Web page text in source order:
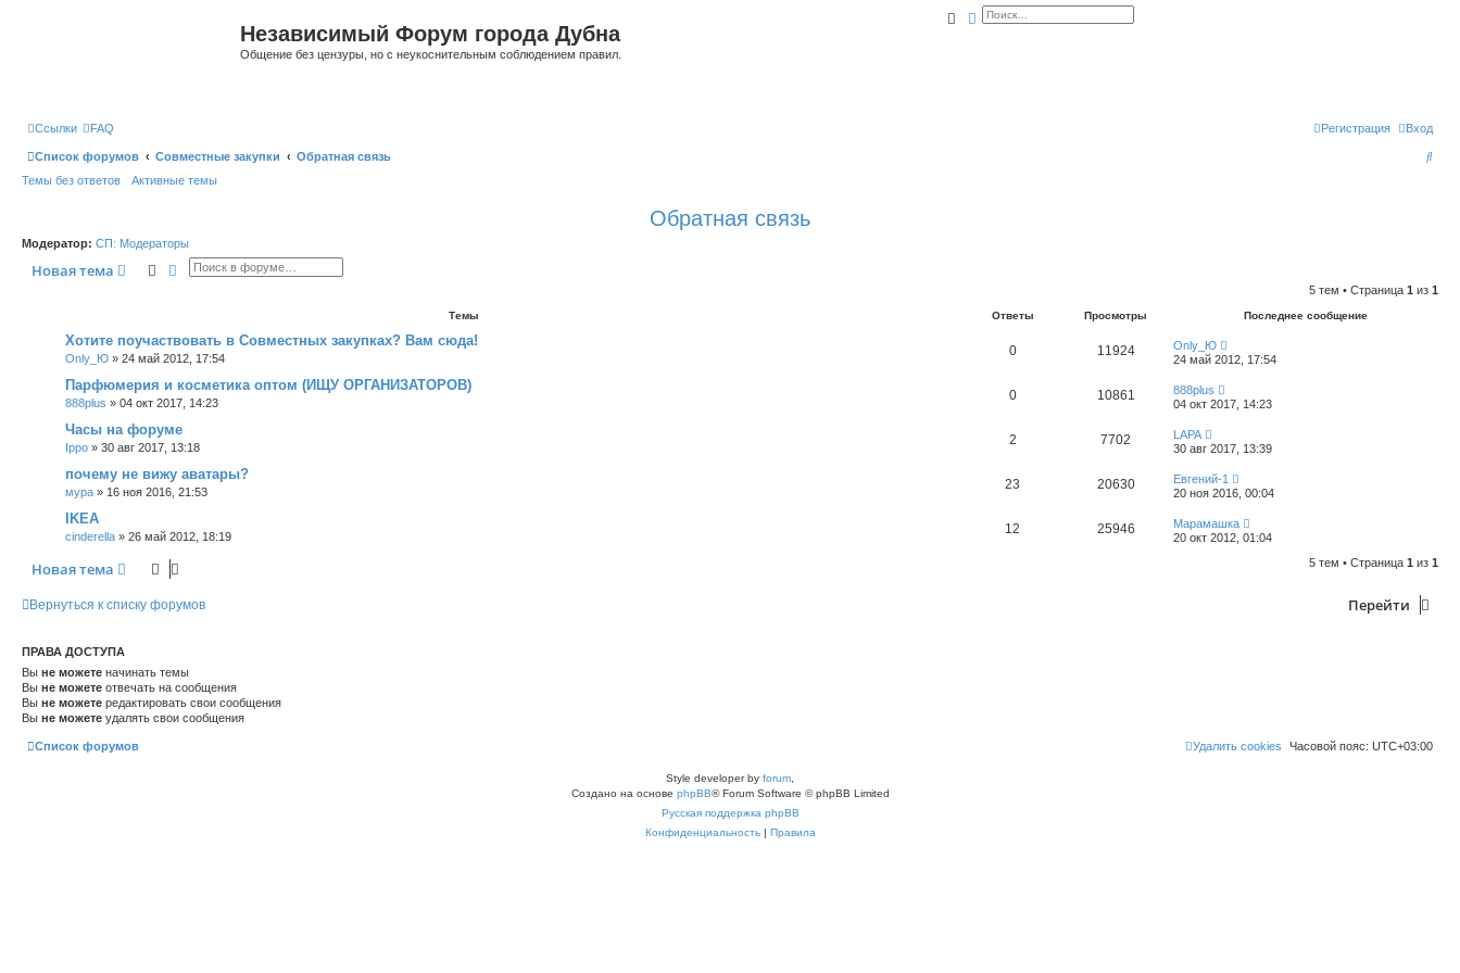
Независимый Форум города Дубна
Общение без цензуры, но с неукоснительным соблюдением правил.
ПоискРасширенный поиск
Ссылки FAQ Вход
Регистрация
Список форумов Совместные закупки Обратная связь
П
Темы без ответов Активные темы
Обратная связь
Модератор: СП: Модераторы
Новая тема ПоискРасширенный поиск
5 тем • Страница 1 из 1
Темы Ответы Просмотры Последнее сообщение
Хотите поучаствовать в Совместных закупках? Вам сюда!
Only_Ю » 24 май 2012, 17:54
0 11924
Only_Ю
24 май 2012, 17:54
Парфюмерия и косметика оптом (ИЩУ ОРГАНИЗАТОРОВ)
888plus » 04 окт 2017, 14:23
0 10861
888plus
04 окт 2017, 14:23
Часы на форуме
Ippo » 30 авг 2017, 13:18
2 7702
LAPA
30 авг 2017, 13:39
почему не вижу аватары?
мура » 16 ноя 2016, 21:53
23 20630
Евгений-1
20 ноя 2016, 00:04
IKEA
cinderella » 26 май 2012, 18:19
12 25946
Марамашка
20 окт 2012, 01:04
Новая тема 5 тем • Страница 1 из 1
Вернуться к списку форумов Перейти
ПРАВА ДОСТУПА
Вы не можете начинать темы
Вы не можете отвечать на сообщения
Вы не можете редактировать свои сообщения
Вы не можете удалять свои сообщения
Список форумов Часовой пояс: UTC+03:00
Удалить cookies
Style developer by forum
Создано на основе phpBB® Forum Software © phpBB Limited
Русская поддержка phpBB
Конфиденциальность| Правила